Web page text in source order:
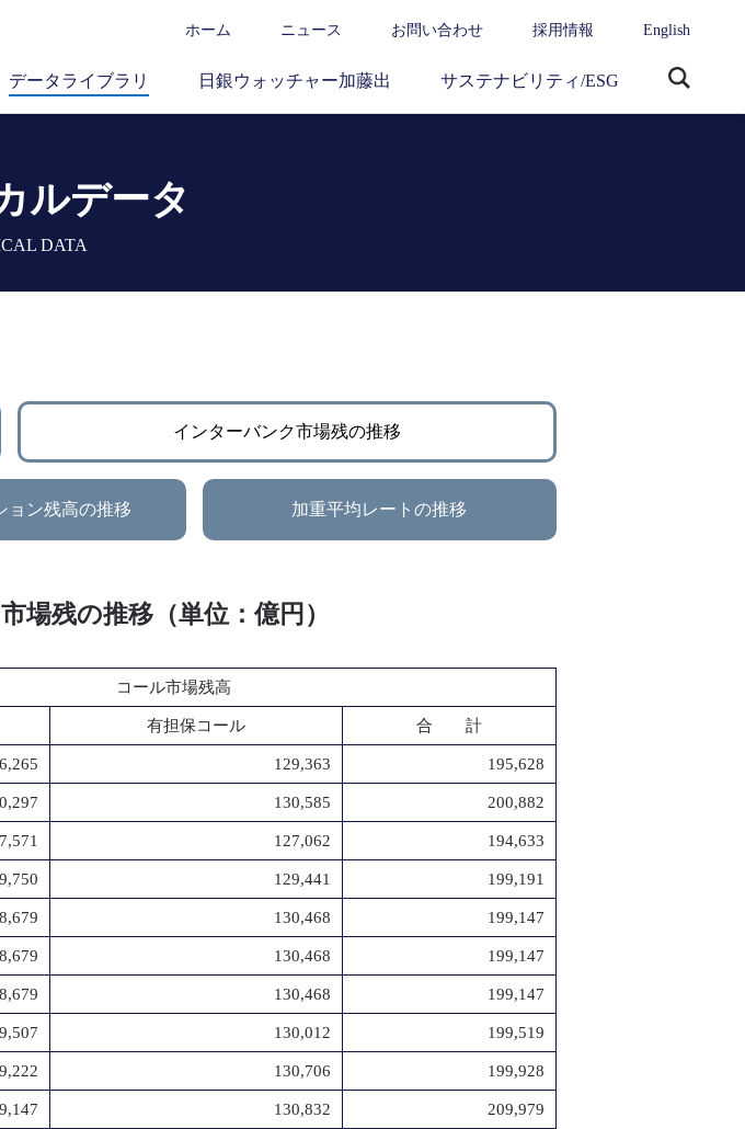
ホーム ニュース お問い合わせ 採用情報 English
データライブラリ 日銀ウォッチャー加藤出 サステナビリティ/ESG
ルデータ
DATA
インターバンク市場残の推移
ョン残高の推移 加重平均レートの推移
場残の推移（単位：億円）
コール市場残高
有担保コール 合 計
129,363 195,628
130,585 200,882
127,062 194,633
129,441 199,191
130,468 199,147
130,468 199,147
130,468 199,147
130,012 199,519
130,706 199,928
130,832 209,979